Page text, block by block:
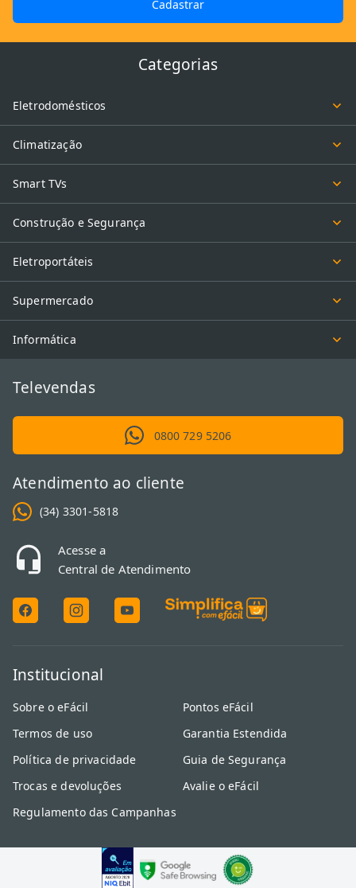
Cadastrar
Categorias
Eletrodomésticos
Climatização
Smart TVs
Construção e Segurança
Eletroportáteis
Supermercado
Informática
Televendas
0800 729 5206
Atendimento ao cliente
(34) 3301-5818
Acesse a
Central de Atendimento
Institucional
Sobre o eFácil
Termos de uso
Política de privacidade
Trocas e devoluções
Regulamento das Campanhas
Pontos eFácil
Garantia Estendida
Guia de Segurança
Avalie o eFácil